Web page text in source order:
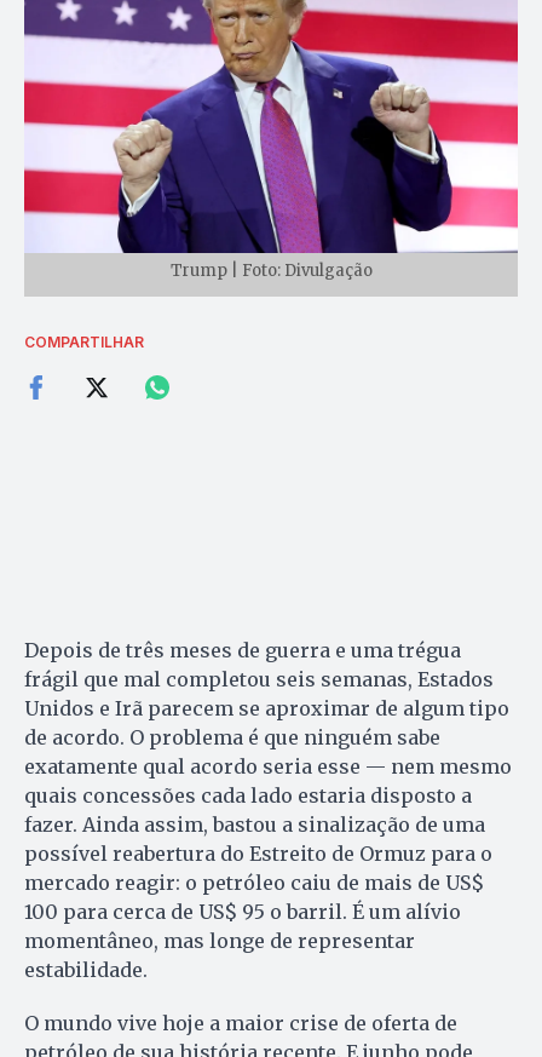
Trump | Foto: Divulgação
COMPARTILHAR
Depois de três meses de guerra e uma trégua
frágil que mal completou seis semanas, Estados
Unidos e Irã parecem se aproximar de algum tipo
de acordo. O problema é que ninguém sabe
exatamente qual acordo seria esse — nem mesmo
quais concessões cada lado estaria disposto a
fazer. Ainda assim, bastou a sinalização de uma
possível reabertura do Estreito de Ormuz para o
mercado reagir: o petróleo caiu de mais de US$
100 para cerca de US$ 95 o barril. É um alívio
momentâneo, mas longe de representar
estabilidade.
O mundo vive hoje a maior crise de oferta de